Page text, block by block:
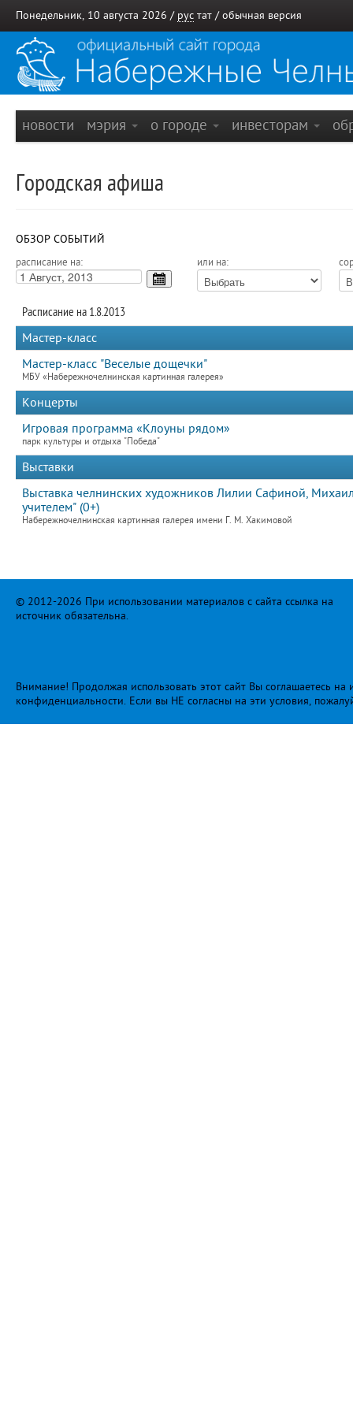
Понедельник, 10 августа 2026 / рус тат / обычная версия
новости мэрия о городе инвесторам
Городская афиша
ОБЗОР СОБЫТИЙ
расписание на: или на:
Расписание на 1.8.2013
Мастер-класс
Мастер-класс "Веселые дощечки"
МБУ «Набережночелнинская картинная галерея»
Концерты
Игровая программа «Клоуны рядом»
парк культуры и отдыха "Победа"
Выставки
Выставка челнинских художников Лилии Сафиной,
учителем" (0+)
Набережночелнинская картинная галерея имени Г. М. Хакимовой
© 2012-2026 При использовании материалов с сайта ссылка на
источник обязательна.
Внимание! Продолжая использовать этот сайт Вы соглашаетесь
конфиденциальности. Если вы НЕ согласны на эти условия,